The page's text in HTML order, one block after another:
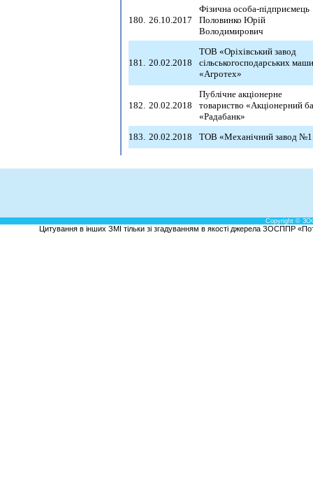
180. 26.10.2017
Фізична особа-підприємець
Половинко Юрій
Володимирович
181. 20.02.2018
ТОВ «Оріхівський завод
сільськогосподарських
«Агротех»
182. 20.02.2018
Публічне акціонерне
товариство «Акціонерний
«Радабанк»
183. 20.02.2018 ТОВ «Механічний завод
Copyright ©
Цитування в інших ЗМІ тільки зі згадуванням в якості джерела ЗОСППР